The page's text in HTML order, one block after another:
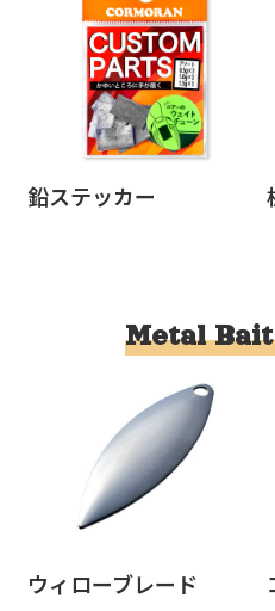
鉛ステッカー
Metal
ウィローブレード